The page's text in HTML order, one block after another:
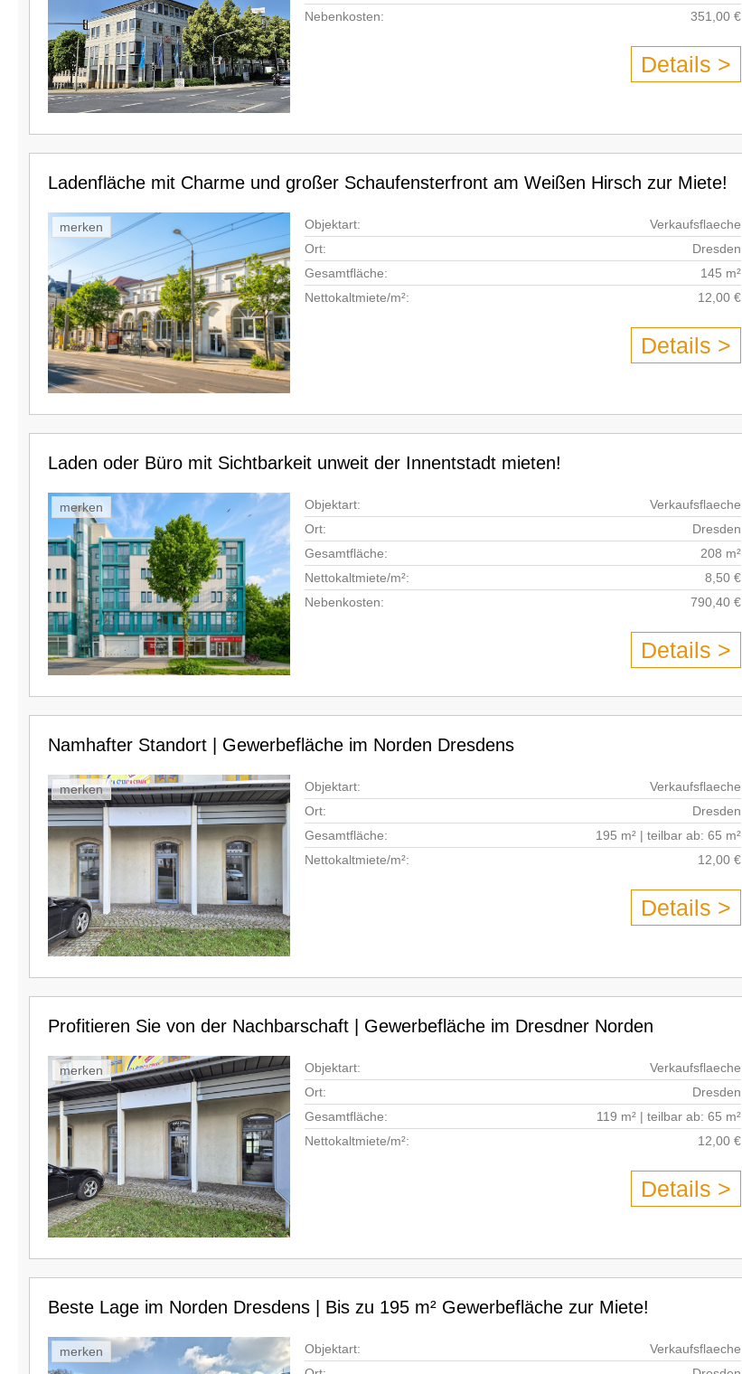
Nebenkosten:
351,00 €
Details >
Ladenfläche mit Charme und großer Schaufensterfront am Weißen Hirsch zur Miete!
merken Objektart:
Verkaufsflaeche
Ort:
Dresden
Gesamtfläche:
145 m²
Nettokaltmiete/m²:
12,00 €
Details >
Laden oder Büro mit Sichtbarkeit unweit der Innentstadt mieten!
merken Objektart:
Verkaufsflaeche
Ort:
Dresden
Gesamtfläche:
208 m²
Nettokaltmiete/m²:
8,50 €
Nebenkosten:
790,40 €
Details >
Namhafter Standort | Gewerbefläche im Norden Dresdens
merken Objektart:
Verkaufsflaeche
Ort:
Dresden
Gesamtfläche:
195 m² | teilbar ab: 65 m²
Nettokaltmiete/m²:
12,00 €
Details >
Profitieren Sie von der Nachbarschaft | Gewerbefläche im Dresdner Norden
merken Objektart:
Verkaufsflaeche
Ort:
Dresden
Gesamtfläche:
119 m² | teilbar ab: 65 m²
Nettokaltmiete/m²:
12,00 €
Details >
Beste Lage im Norden Dresdens | Bis zu 195 m² Gewerbefläche zur Miete!
merken Objektart:
Verkaufsflaeche